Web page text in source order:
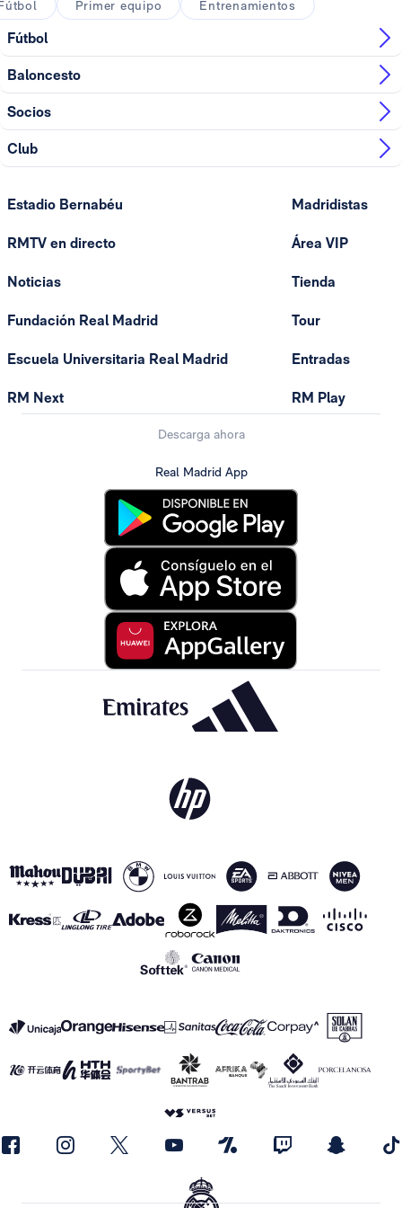
Primer equipo Entrenamientos
Fútbol
Baloncesto
Socios
Club
Estadio Bernabéu
RMTV en directo
Noticias
Fundación Real Madrid
Escuela Universitaria Real Madrid
RM Next
Madridistas
Área VIP
Tienda
Tour
Entradas
RM Play
Descarga ahora
Real Madrid App